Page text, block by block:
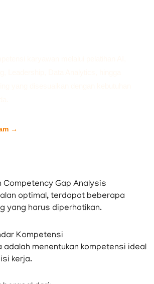
→
Competency Gap Analysis
optimal, terdapat beberapa
yang harus diperhatikan.
Kompetensi
adalah menentukan kompetensi ideal
kerja.